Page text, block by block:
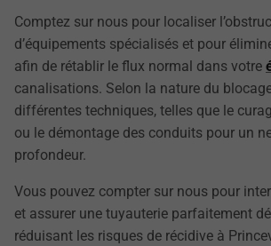
Comptez sur nous pour localiser
d’équipements spécialisés et pour
afin de rétablir le flux normal dans votre
canalisations. Selon la nature du
différentes techniques, telles que le
ou le démontage des conduits pour un
profondeur.
Vous pouvez compter sur nous pour
et assurer une tuyauterie parfaitement
réduisant les risques de récidive à